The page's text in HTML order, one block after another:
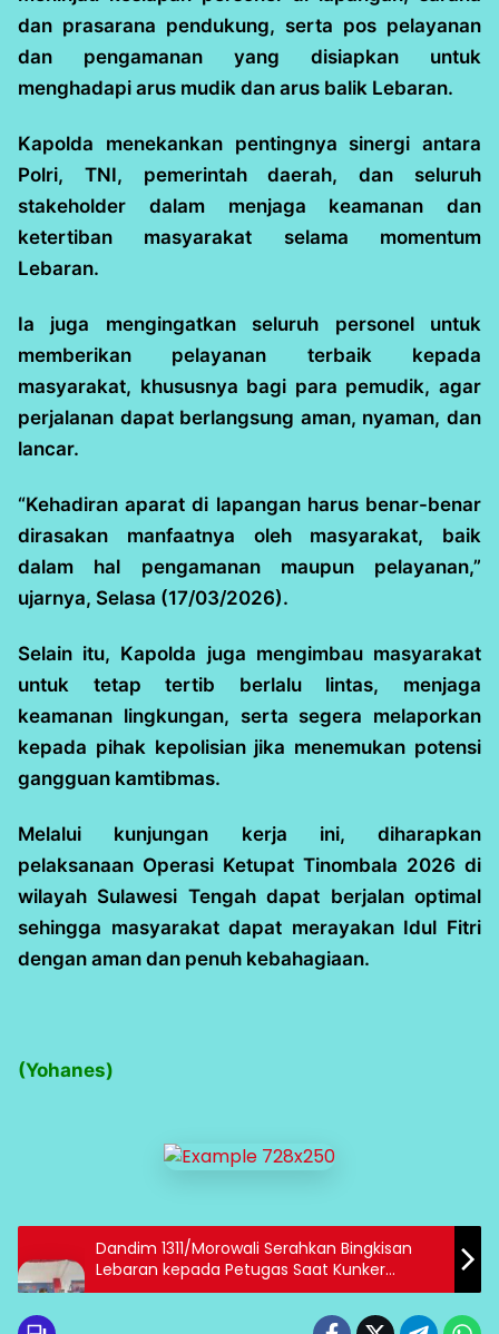
dan prasarana pendukung, serta pos pelayanan
dan pengamanan yang disiapkan untuk
menghadapi arus mudik dan arus balik Lebaran.
Kapolda menekankan pentingnya sinergi antara
Polri, TNI, pemerintah daerah, dan seluruh
stakeholder dalam menjaga keamanan dan
ketertiban masyarakat selama momentum
Lebaran.
Ia juga mengingatkan seluruh personel untuk
memberikan pelayanan terbaik kepada
masyarakat, khususnya bagi para pemudik, agar
perjalanan dapat berlangsung aman, nyaman, dan
lancar.
“Kehadiran aparat di lapangan harus benar-benar
dirasakan manfaatnya oleh masyarakat, baik
dalam hal pengamanan maupun pelayanan,”
ujarnya, Selasa (17/03/2026).
Selain itu, Kapolda juga mengimbau masyarakat
untuk tetap tertib berlalu lintas, menjaga
keamanan lingkungan, serta segera melaporkan
kepada pihak kepolisian jika menemukan potensi
gangguan kamtibmas.
Melalui kunjungan kerja ini, diharapkan
pelaksanaan Operasi Ketupat Tinombala 2026 di
wilayah Sulawesi Tengah dapat berjalan optimal
sehingga masyarakat dapat merayakan Idul Fitri
dengan aman dan penuh kebahagiaan.
(Yohanes)
Dandim 1311/Morowali Serahkan Bingkisan
Lebaran kepada Petugas Saat Kunker
Kapolda Sulteng